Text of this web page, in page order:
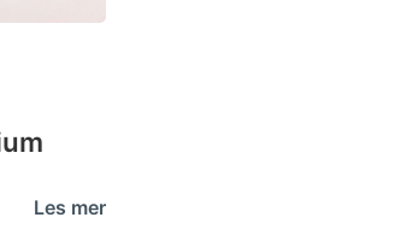
Les mer